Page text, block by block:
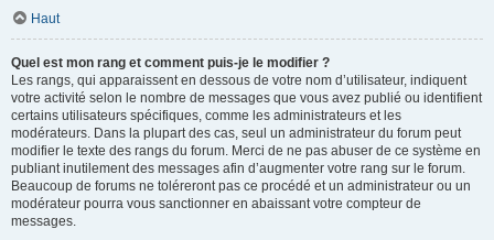
Haut
Quel est mon rang et comment puis-je le modifier ?
Les rangs, qui apparaissent en dessous de votre nom d’utilisateur, indiquent
votre activité selon le nombre de messages que vous avez publié ou identifient
certains utilisateurs spécifiques, comme les administrateurs et les
modérateurs. Dans la plupart des cas, seul un administrateur du forum peut
modifier le texte des rangs du forum. Merci de ne pas abuser de ce système en
publiant inutilement des messages afin d’augmenter votre rang sur le forum.
Beaucoup de forums ne toléreront pas ce procédé et un administrateur ou un
modérateur pourra vous sanctionner en abaissant votre compteur de
messages.